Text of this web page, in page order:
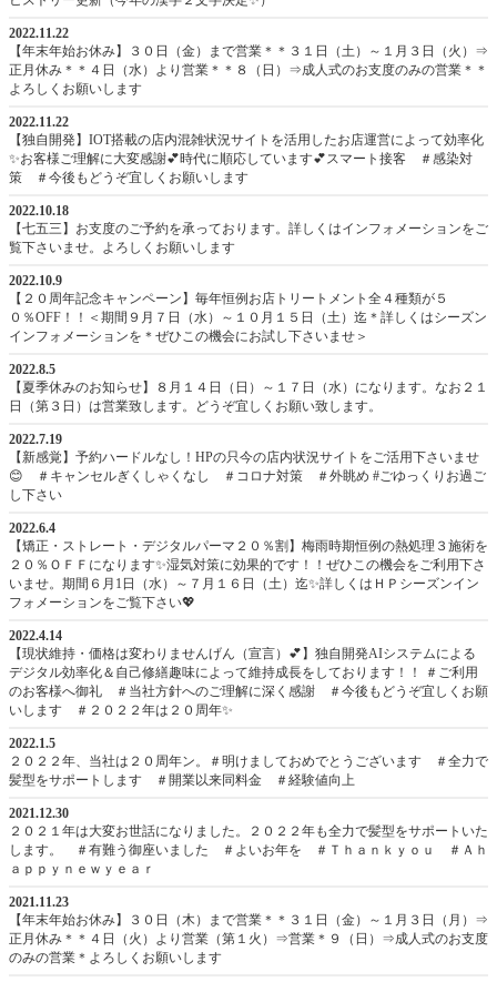
2022.11.22
【年末年始お休み】３０日（金）まで営業＊＊３１日（土）～１月３日（火）⇒
正月休み＊＊４日（水）より営業＊＊８（日）⇒成人式のお支度のみの営業＊＊
よろしくお願いします
2022.11.22
【独自開発】IOT搭載の店内混雑状況サイトを活用したお店運営によって効率化
✨お客様ご理解に大変感謝💕時代に順応しています💕スマート接客 ＃感染対
策 ＃今後もどうぞ宜しくお願いします
2022.10.18
【七五三】お支度のご予約を承っております。詳しくはインフォメーションをご
覧下さいませ。よろしくお願いします
2022.10.9
【２０周年記念キャンペーン】毎年恒例お店トリートメント全４種類が５
０％OFF！！＜期間９月７日（水）～１０月１５日（土）迄＊詳しくはシーズン
インフォメーションを＊ぜひこの機会にお試し下さいませ＞
2022.8.5
【夏季休みのお知らせ】８月１４日（日）～１７日（水）になります。なお２１
日（第３日）は営業致します。どうぞ宜しくお願い致します。
2022.7.19
【新感覚】予約ハードルなし！HPの只今の店内状況サイトをご活用下さいませ
😊 ＃キャンセルぎくしゃくなし ＃コロナ対策 ＃外眺め #ごゆっくりお過ご
し下さい
2022.6.4
【矯正・ストレート・デジタルパーマ２０％割】梅雨時期恒例の熱処理３施術を
２０％ＯＦＦになります✨湿気対策に効果的です！！ぜひこの機会をご利用下さ
いませ。期間６月1日（水）～７月１６日（土）迄✨詳しくはＨＰシーズンイン
フォメーションをご覧下さい💖
2022.4.14
【現状維持・価格は変わりませんげん（宣言）💕】独自開発AIシステムによる
デジタル効率化＆自己修繕趣味によって維持成長をしております！！ ＃ご利用
のお客様へ御礼 ＃当社方針へのご理解に深く感謝 ＃今後もどうぞ宜しくお願
いします ＃２０２２年は２０周年✨
2022.1.5
２０２２年、当社は２０周年ン。＃明けましておめでとうございます ＃全力で
髪型をサポートします ＃開業以来同料金 ＃経験値向上
2021.12.30
２０２１年は大変お世話になりました。２０２２年も全力で髪型をサポートいた
します。 ＃有難う御座いました ＃よいお年を ＃Ｔｈａｎｋｙｏｕ ＃Ａｈ
ａｐｐｙｎｅｗｙｅａｒ
2021.11.23
【年末年始お休み】３０日（木）まで営業＊＊３１日（金）～１月３日（月）⇒
正月休み＊＊４日（火）より営業（第１火）⇒営業＊９（日）⇒成人式のお支度
のみの営業＊よろしくお願いします